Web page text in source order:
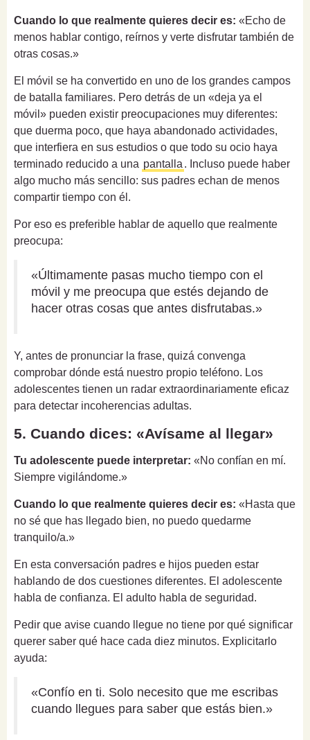
Cuando lo que realmente quieres decir es: «Echo de
menos hablar contigo, reírnos y verte disfrutar también de
otras cosas.»
El móvil se ha convertido en uno de los grandes campos
de batalla familiares. Pero detrás de un «deja ya el
móvil» pueden existir preocupaciones muy diferentes:
que duerma poco, que haya abandonado actividades,
que interfiera en sus estudios o que todo su ocio haya
terminado reducido a una pantalla . Incluso puede haber
algo mucho más sencillo: sus padres echan de menos
compartir tiempo con él.
Por eso es preferible hablar de aquello que realmente
preocupa:
«Últimamente pasas mucho tiempo con el
móvil y me preocupa que estés dejando de
hacer otras cosas que antes disfrutabas.»
Y, antes de pronunciar la frase, quizá convenga
comprobar dónde está nuestro propio teléfono. Los
adolescentes tienen un radar extraordinariamente eficaz
para detectar incoherencias adultas.
5. Cuando dices: «Avísame al llegar»
Tu adolescente puede interpretar: «No confían en mí.
Siempre vigilándome.»
Cuando lo que realmente quieres decir es: «Hasta que
no sé que has llegado bien, no puedo quedarme
tranquilo/a.»
En esta conversación padres e hijos pueden estar
hablando de dos cuestiones diferentes. El adolescente
habla de confianza. El adulto habla de seguridad.
Pedir que avise cuando llegue no tiene por qué significar
querer saber qué hace cada diez minutos. Explicitarlo
ayuda:
«Confío en ti. Solo necesito que me escribas
cuando llegues para saber que estás bien.»